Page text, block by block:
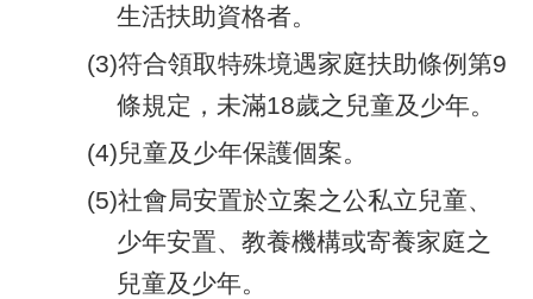
生活扶助資格者。
(3)符合領取特殊境遇家庭扶助條例第9
條規定，未滿18歲之兒童及少年。
(4)兒童及少年保護個案。
(5)社會局安置於立案之公私立兒童、
少年安置、教養機構或寄養家庭之
兒童及少年。